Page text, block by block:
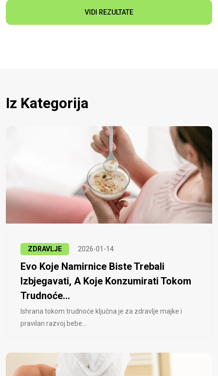
VIDI REZULTATE
Iz Kategorija
ZDRAVLJE 2026-01-14
Evo Koje Namirnice Biste Trebali
Izbjegavati, A Koje Konzumirati Tokom
Trudnoće...
Ishrana tokom trudnoće ključna je za zdravlje majke i
pravilan razvoj bebe...